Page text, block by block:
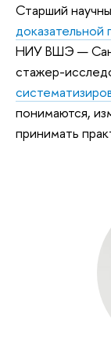
Старший
доказательной
НИУ ВШЭ —
стажер-
понимаются,
принимать